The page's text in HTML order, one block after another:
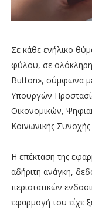
Σε κάθε ενήλικο
φύλου, σε ολόκληρη
Button», σύμφωνα
Υπουργών
Οικονομικών,
Κοινωνικής Συνοχής
Η επέκταση της
αδήριτη ανάγκη,
περιστατικών
εφαρμογή του είχε